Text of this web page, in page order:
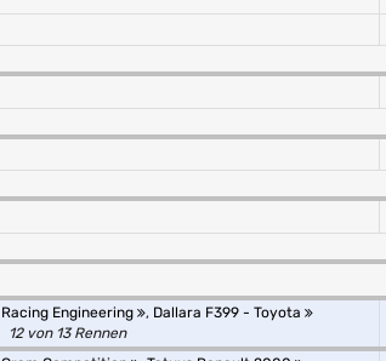
Racing Engineering , Dallara F399 - Toyota
12 von 13 Rennen